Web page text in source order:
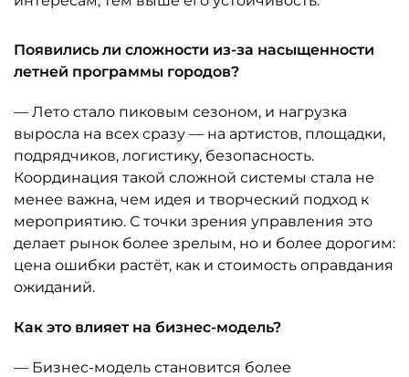
Появились ли сложности из-за насыщенности
летней программы городов?
— Лето стало пиковым сезоном, и нагрузка
выросла на всех сразу — на артистов, площадки,
подрядчиков, логистику, безопасность.
Координация такой сложной системы стала не
менее важна, чем идея и творческий подход к
мероприятию. С точки зрения управления это
делает рынок более зрелым, но и более дорогим:
цена ошибки растёт, как и стоимость оправдания
ожиданий.
Как это влияет на бизнес-модель?
— Бизнес-модель становится более